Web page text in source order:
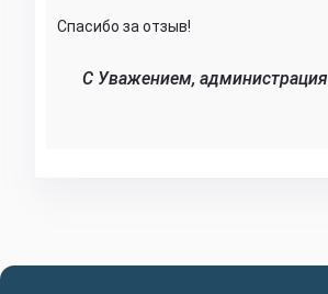
Спасибо за отзыв!
C Уважением, администрация